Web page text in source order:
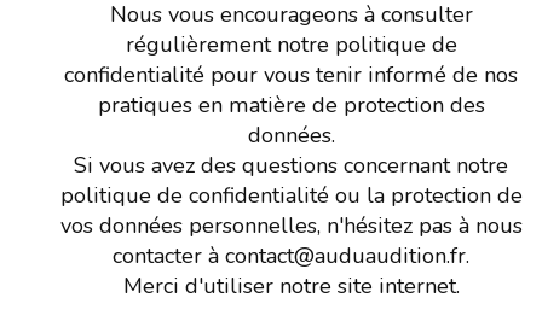
Nous vous encourageons à consulter
régulièrement notre politique de
confidentialité pour vous tenir informé de nos
pratiques en matière de protection des
données.
Si vous avez des questions concernant notre
politique de confidentialité ou la protection de
vos données personnelles, n'hésitez pas à nous
contacter à contact@auduaudition.fr.
Merci d'utiliser notre site internet.